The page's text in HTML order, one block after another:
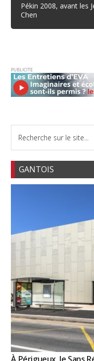
Pékin 2008, avant les
Chen
PUBLICITE
GANTOIS